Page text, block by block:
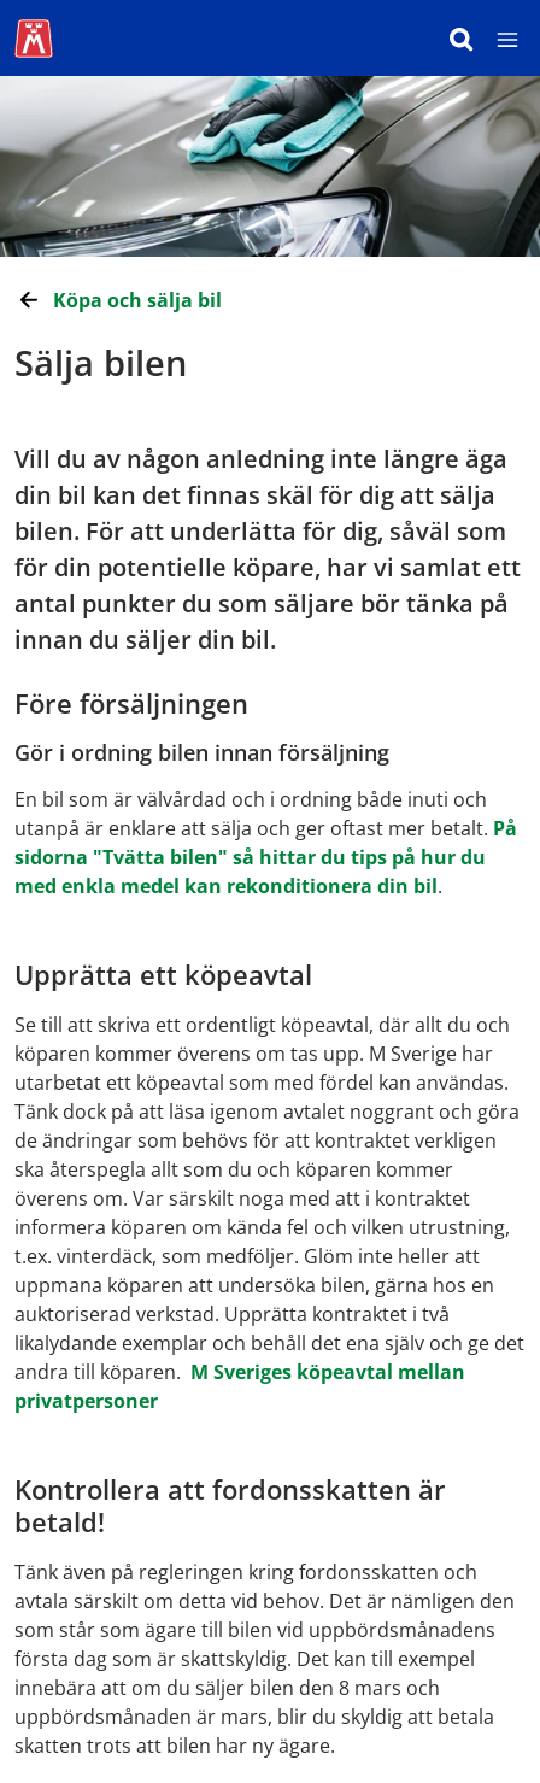
Köpa och sälja bil
Sälja bilen
Vill du av någon anledning inte längre äga
din bil kan det finnas skäl för dig att sälja
bilen. För att underlätta för dig, såväl som
för din potentielle köpare, har vi samlat ett
antal punkter du som säljare bör tänka på
innan du säljer din bil.
Före försäljningen
Gör i ordning bilen innan försäljning
En bil som är välvårdad och i ordning både inuti och
utanpå är enklare att sälja och ger oftast mer betalt. På
sidorna "Tvätta bilen" så hittar du tips på hur du
med enkla medel kan rekonditionera din bil.
Upprätta ett köpeavtal
Se till att skriva ett ordentligt köpeavtal, där allt du och
köparen kommer överens om tas upp. M Sverige har
utarbetat ett köpeavtal som med fördel kan användas.
Tänk dock på att läsa igenom avtalet noggrant och göra
de ändringar som behövs för att kontraktet verkligen
ska återspegla allt som du och köparen kommer
överens om. Var särskilt noga med att i kontraktet
informera köparen om kända fel och vilken utrustning,
t.ex. vinterdäck, som medföljer. Glöm inte heller att
uppmana köparen att undersöka bilen, gärna hos en
auktoriserad verkstad. Upprätta kontraktet i två
likalydande exemplar och behåll det ena själv och ge det
andra till köparen. M Sveriges köpeavtal mellan
privatpersoner
Kontrollera att fordonsskatten är
betald!
Tänk även på regleringen kring fordonsskatten och
avtala särskilt om detta vid behov. Det är nämligen den
som står som ägare till bilen vid uppbördsmånadens
första dag som är skattskyldig. Det kan till exempel
innebära att om du säljer bilen den 8 mars och
uppbördsmånaden är mars, blir du skyldig att betala
skatten trots att bilen har ny ägare.